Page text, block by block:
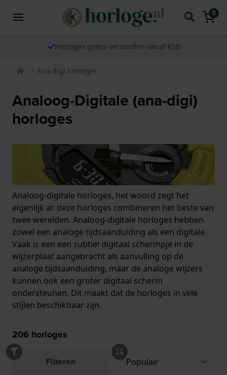
0
Horloges gratis verzonden vanaf €50
Ana digi horloges
Analoog-Digitale (ana-digi)
horloges
Analoog-digitale horloges, het woord zegt het
eigenlijk al: deze horloges combineren het beste van
twee werelden. Analoog-digitale horloges hebben
zowel een analoge tijdsaanduiding als een digitale.
Vaak is een een subtiel digitaal schermpje in de
wijzerplaat aangebracht als aanvulling op de
analoge tijdsaanduiding, maar de analoge wijzers
kunnen ook een groter digitaal scherm
ondersteunen. Dit maakt dat de horloges in vele
stijlen beschikbaar zijn.
206 horloges
Filteren